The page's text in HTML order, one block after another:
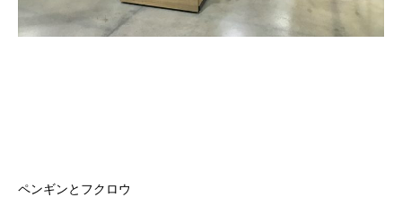
ペンギンとフクロウ